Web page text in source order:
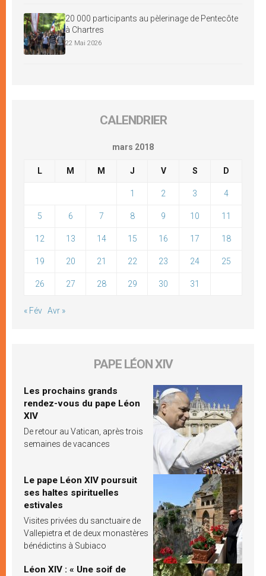
20 000 participants au pèlerinage de Pentecôte
à Chartres
22 Mai 2026
CALENDRIER
mars 2018
L M M J V S D
1 2 3 4
5 6 7 8 9 10 11
12 13 14 15 16 17 18
19 20 21 22 23 24 25
26 27 28 29 30 31
« Fév Avr »
PAPE LÉON XIV
Les prochains grands
rendez-vous du pape Léon
XIV
De retour au Vatican, après trois
semaines de vacances
Le pape Léon XIV poursuit
ses haltes spirituelles
estivales
Visites privées du sanctuaire de
Vallepietra et de deux monastères
bénédictins à Subiaco
Léon XIV : « Une soif de